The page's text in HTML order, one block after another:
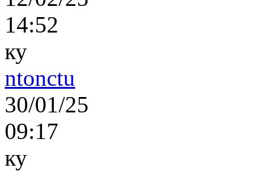
14:52
ку
ntonctu
30/01/25
09:17
ку